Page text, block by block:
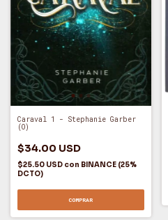
Caraval 1 - Stephanie Garber
(O)
$34.00 USD
$25.50 USD con BINANCE (25%
DCTO)
COMPRAR